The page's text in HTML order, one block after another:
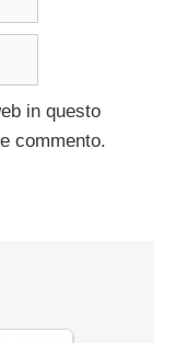
in questo
commento.